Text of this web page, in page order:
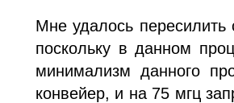
Мне удалось
поскольку в данном
минимализм данного
конвейер, и на 75 мгц